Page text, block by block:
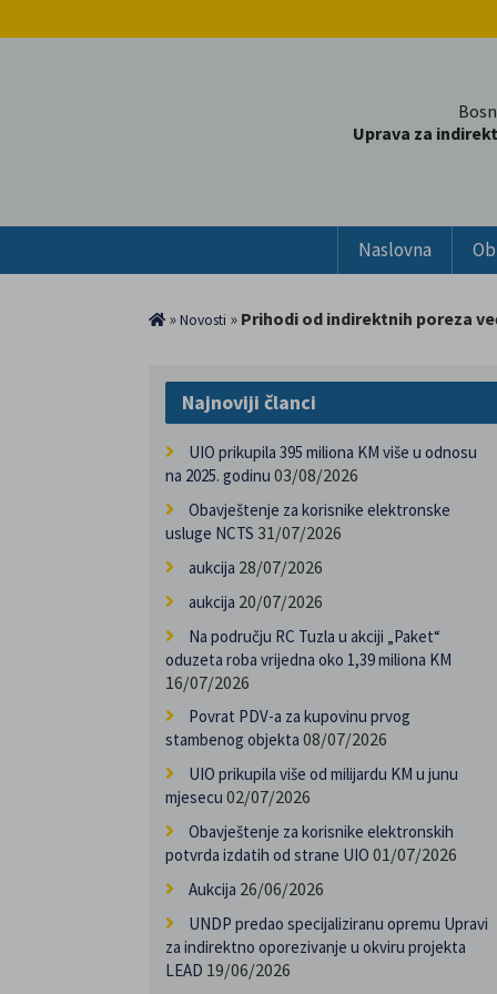
Uprava za
Naslovna
»Novosti » Prihodi od indirektnih poreza
Najnoviji članci
UIO prikupila 395 miliona KM više u odnosu
na 2025. godinu 03/08/2026
Obavještenje za korisnike elektronske
usluge NCTS 31/07/2026
aukcija 28/07/2026
aukcija 20/07/2026
Na području RC Tuzla u akciji „Paket“
oduzeta roba vrijedna oko 1,39 miliona KM
16/07/2026
Povrat PDV-a za kupovinu prvog
stambenog objekta 08/07/2026
UIO prikupila više od milijardu KM u junu
mjesecu 02/07/2026
Obavještenje za korisnike elektronskih
potvrda izdatih od strane UIO 01/07/2026
Aukcija 26/06/2026
UNDP predao specijaliziranu opremu Upravi
za indirektno oporezivanje u okviru projekta
LEAD 19/06/2026